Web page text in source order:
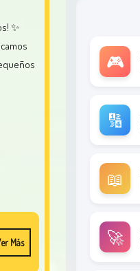
Más
🎮
🔢
📖
🚀